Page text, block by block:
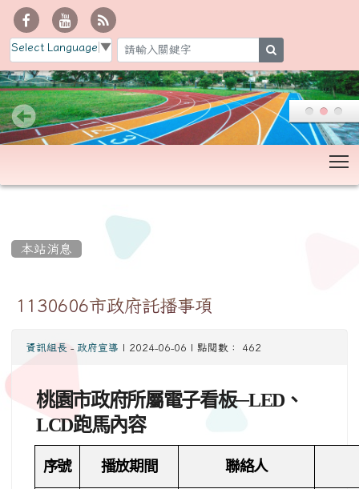
Select Language ▼
本站消息
1130606市政府託播事項
資訊組長 - 政府宣導 | 2024-06-06 | 點閱數： 462
桃園市政府所屬電子看板─LED、
LCD跑馬內容
序號 播放期間 聯絡人